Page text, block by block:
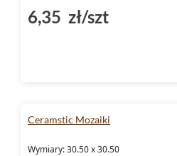
6,35 zł/szt
Ceramstic Mozaiki
Wymiary: 30.50 x 30.50